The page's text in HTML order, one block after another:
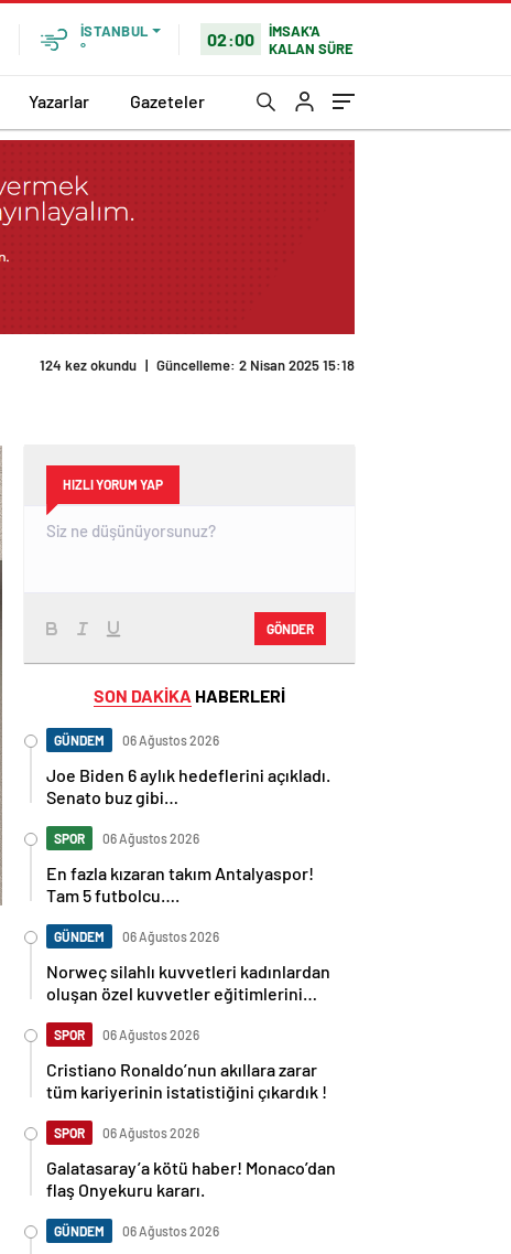
İSTANBUL
°
02:00
İMSAK'A
KALAN SÜRE
Yazarlar Gazeteler
124 kez okundu | Güncelleme: 2 Nisan 2025 15:18
HIZLI YORUM YAP
GÖNDER
SON DAKİKA HABERLERİ
GÜNDEM 06 Ağustos 2026
Joe Biden 6 aylık hedeflerini açıkladı.
Senato buz gibi…
SPOR 06 Ağustos 2026
En fazla kızaran takım Antalyaspor!
Tam 5 futbolcu….
GÜNDEM 06 Ağustos 2026
Norweç silahlı kuvvetleri kadınlardan
oluşan özel kuvvetler eğitimlerini
SPOR 06 Ağustos 2026
Cristiano Ronaldo’nun akıllara zarar
tüm kariyerinin istatistiğini çıkardık !
SPOR 06 Ağustos 2026
Galatasaray’a kötü haber! Monaco’dan
flaş Onyekuru kararı.
GÜNDEM 06 Ağustos 2026